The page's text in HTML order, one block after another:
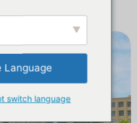
Language
switch language